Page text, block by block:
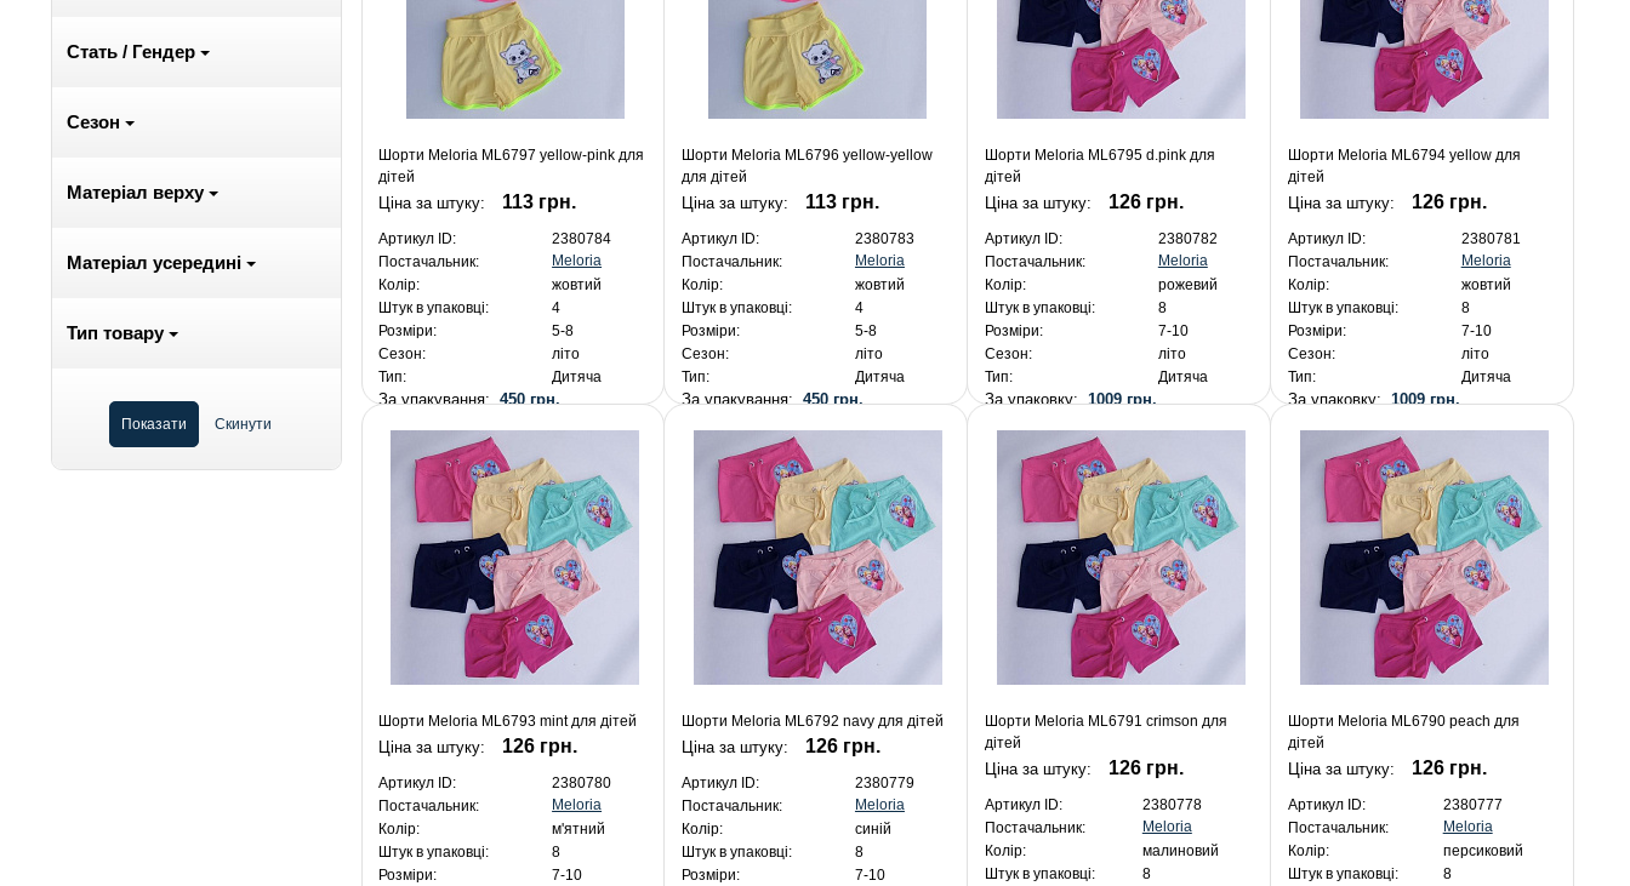
Стать / Гендер
Сезон
Матеріал верху
Матеріал усередині
Тип товару
Шорти Meloria ML6797 yellow-pink для
дітей
Ціна за штуку: 113 грн.
Артикул ID:
2380784
Постачальник:
Meloria
Колір:
жовтий
Штук в упаковці:
4
Розміри:
5-8
Сезон:
літо
Тип:
Дитяча
За упакування:450 грн.
Шорти Meloria ML6796 yellow-yellow
для дітей
Ціна за штуку: 113 грн.
Артикул ID:
2380783
Постачальник:
Meloria
Колір:
жовтий
Штук в упаковці:
4
Розміри:
5-8
Сезон:
літо
Тип:
Дитяча
За упакування: 450 грн.
Шорти Meloria ML6795 d.pink для
дітей
Ціна за штуку: 126 грн.
Артикул ID:
2380782
Постачальник:
Meloria
Колір:
рожевий
Штук в упаковці:
8
Розміри:
7-10
Сезон:
літо
Тип:
Дитяча
За упаковку: 1009 грн.
Шорти Meloria ML6794 yellow для
дітей
Ціна за штуку: 126 грн.
Артикул ID:
2380781
Постачальник:
Meloria
Колір:
жовтий
Штук в упаковці:
8
Розміри:
7-10
Сезон:
літо
Тип:
Дитяча
За упаковку: 1009 грн.
Шорти Meloria ML6793 mint для дітей
Ціна за штуку: 126 грн.
Артикул ID:
2380780
Постачальник:
Meloria
Колір:
м'ятний
Штук в упаковці:
8
Розміри:
7-10
Шорти Meloria ML6792 navy для дітей
Ціна за штуку: 126 грн.
Артикул ID:
2380779
Постачальник:
Meloria
Колір:
синій
Штук в упаковці:
8
Розміри:
7-10
Шорти Meloria ML6791 crimson для
дітей
Ціна за штуку: 126 грн.
Артикул ID:
2380778
Постачальник:
Meloria
Колір:
малиновий
Штук в упаковці:
8
Шорти Meloria ML6790 peach для
дітей
Ціна за штуку: 126 грн.
Артикул ID:
2380777
Постачальник:
Meloria
Колір:
персиковий
Штук в упаковці:
8